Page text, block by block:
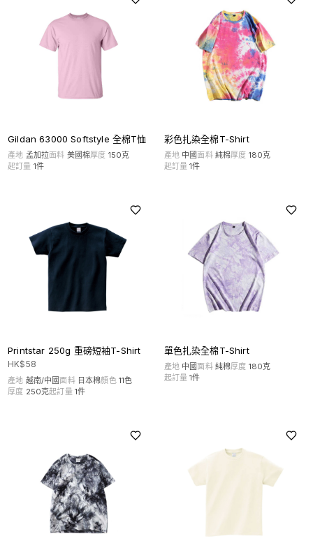
Gildan 63000 Softstyle 全棉T恤
產地 孟加拉面料 美國棉厚度 150克
起訂量 1件
彩色扎染全棉T-Shirt
產地 中國面料 純棉厚度 180克
起訂量 1件
Printstar 250g 重磅短袖T-Shirt
HK$58
產地 越南/中國面料 日本棉顏色 11色
厚度 250克起訂量 1件
單色扎染全棉T-Shirt
產地 中國面料 純棉厚度 180克
起訂量 1件